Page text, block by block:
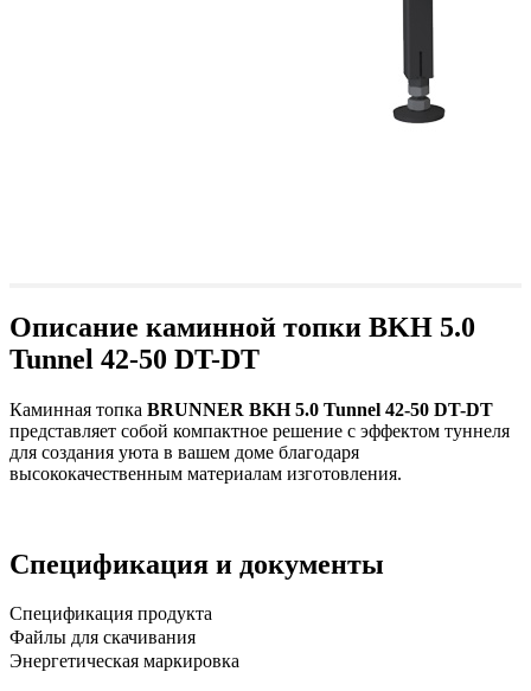
Описание каминной топки BKH 5.0
Tunnel 42-50 DT-DT
Каминная топка BRUNNER BKH 5.0 Tunnel 42-50 DT-DT
представляет собой компактное решение с эффектом туннеля
для создания уюта в вашем доме благодаря
высококачественным материалам изготовления.
Спецификация и документы
Спецификация продукта
Файлы для скачивания
Энергетическая маркировка